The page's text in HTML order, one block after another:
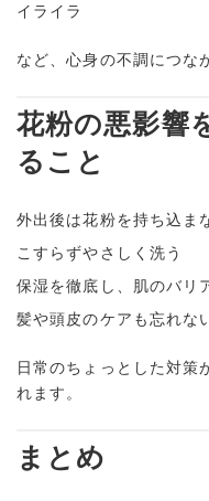
イライラ
など、心身の不調につな
花粉の悪影響
ること
外出後は花粉を持ち込ま
こすらずやさしく洗う
保湿を徹底し、肌のバリ
髪や頭皮のケアも忘れな
日常のちょっとした対策
れます。
まとめ